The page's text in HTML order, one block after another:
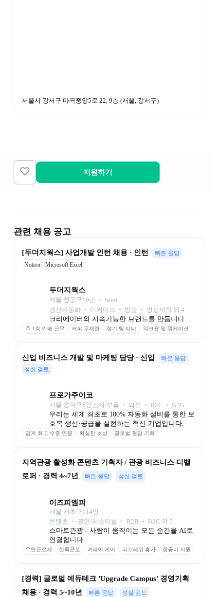
서울시 강서구 마곡중앙5로 22, 9층 (서울, 강서구)
지원하기
관련 채용 공고
[두더지웍스] 사업개발 인턴 채용 · 인턴
빠른 응답
Notion
Microsoft Excel
두더지웍스
서울 성동구10인 ‧ Seed
생산자동화 ‧ 이커머스 ‧ 방송 ‧ 영상제작 외 4
크리에이터와 지속가능한 브랜드를 만듭니다
주 1회 카페 근무 커피 무제한 정기 팀 디너
워크숍 및 워케이션
신입 비즈니스 개발 및 마케팅 담당 · 신입
빠른 응답
성실 검토
프로가주이코
서울 송파구8인 소재/부품 ‧ 의류 ‧ B2C ‧ B2G
우리는 세계 최초로 100% 자동화 설비를 통한 보
호복 생산·공급을 실현하는 혁신 기업입니다.
업계 최고 수준 연봉 확실한 보상
글로벌 협업 기회
지역관광 활성화 콘텐츠 기획자 / 관광 비즈니스 디벨
로퍼 · 경력 4~7년
빠른 응답 성실 검토
이즈피엠피
서울 서초구114인
콘텐츠 ‧ 공연/페스티벌 ‧ B2B ‧ B2C 외 5
스마트관광 - 사람이 움직이는 모든 순간을 AI로
연결합니다.
유연근로제 선택근로 커리어 케어 리프레쉬 휴가
항공비 지원
[경력] 글로벌 에듀테크 'Upgrade Campus' 경영기획
채용 · 경력 5~10년
빠른 응답 성실 검토